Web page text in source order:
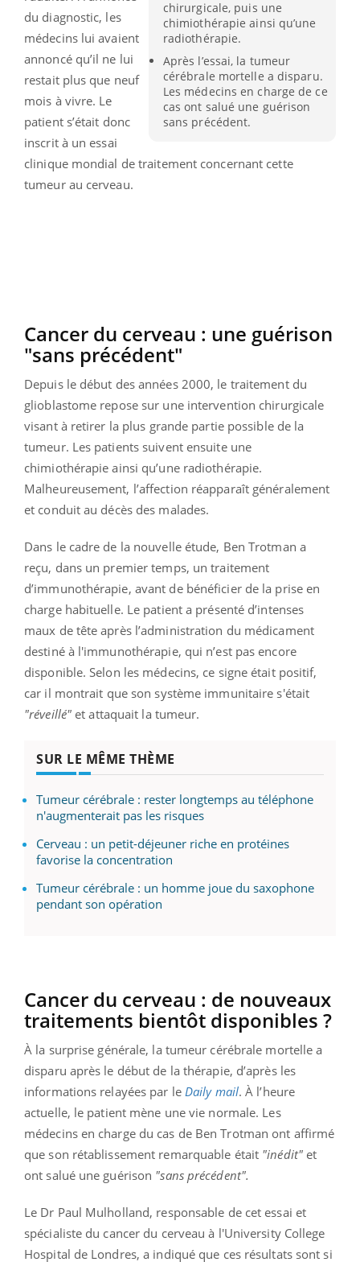
chirurgicale, puis une
chimiothérapie ainsi qu’une
radiothérapie.
Après l’essai, la tumeur
cérébrale mortelle a disparu.
Les médecins en charge de ce
cas ont salué une guérison
sans précédent.
du diagnostic, les
médecins lui avaient
annoncé qu’il ne lui
restait plus que neuf
mois à vivre. Le
patient s’était donc
inscrit à un essai
clinique mondial de traitement concernant cette
tumeur au cerveau.
Cancer du cerveau : une guérison
"sans précédent"
Depuis le début des années 2000, le traitement du
glioblastome repose sur une intervention chirurgicale
visant à retirer la plus grande partie possible de la
tumeur. Les patients suivent ensuite une
chimiothérapie ainsi qu’une radiothérapie.
Malheureusement, l’affection réapparaît généralement
et conduit au décès des malades.
Dans le cadre de la nouvelle étude, Ben Trotman a
reçu, dans un premier temps, un traitement
d’immunothérapie, avant de bénéficier de la prise en
charge habituelle. Le patient a présenté d’intenses
maux de tête après l’administration du médicament
destiné à l'immunothérapie, qui n’est pas encore
disponible. Selon les médecins, ce signe était positif,
car il montrait que son système immunitaire s'était
"réveillé" et attaquait la tumeur.
SUR LE MÊME THÈME
Tumeur cérébrale : rester longtemps au téléphone
n'augmenterait pas les risques
Cerveau : un petit-déjeuner riche en protéines
favorise la concentration
Tumeur cérébrale : un homme joue du saxophone
pendant son opération
Cancer du cerveau : de nouveaux
traitements bientôt disponibles ?
À la surprise générale, la tumeur cérébrale mortelle a
disparu après le début de la thérapie, d’après les
informations relayées par le Daily mail. À l’heure
actuelle, le patient mène une vie normale. Les
médecins en charge du cas de Ben Trotman ont affirmé
que son rétablissement remarquable était "inédit"et
ont salué une guérison "sans précédent".
Le Dr Paul Mulholland, responsable de cet essai et
spécialiste du cancer du cerveau à l'University College
Hospital de Londres, a indiqué que ces résultats sont si